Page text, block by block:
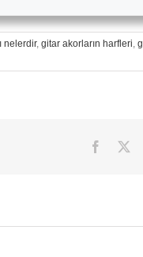
nelerdir, gitar akorların harfleri,